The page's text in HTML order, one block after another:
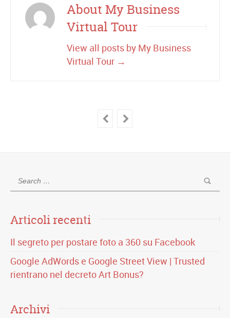
About My Business
Virtual Tour
View all posts by My Business
Virtual Tour →
Articoli recenti
Il segreto per postare foto a 360 su Facebook
Google AdWords e Google Street View | Trusted
rientrano nel decreto Art Bonus?
Archivi